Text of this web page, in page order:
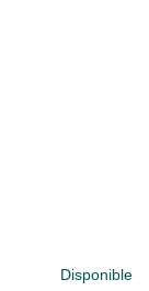
Disponible